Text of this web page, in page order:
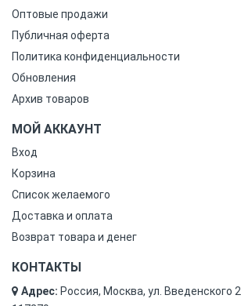
Оптовые продажи
Публичная оферта
Политика конфиденциальности
Обновления
Архив товаров
МОЙ АККАУНТ
Вход
Корзина
Список желаемого
Доставка и оплата
Возврат товара и денег
КОНТАКТЫ
Адрес: Россия, Москва, ул. Введенского